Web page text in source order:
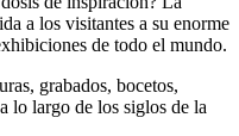
a los visitantes a su enorme
de todo el mundo.
grabados, bocetos,
lo largo de los siglos de la